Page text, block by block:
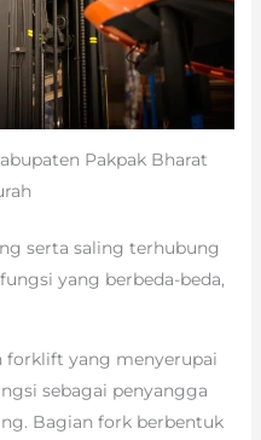
Pakpak Bharat
serta saling terhubung
yang berbeda-beda,
forklift yang menyerupai
sebagai penyangga
Bagian fork berbentuk